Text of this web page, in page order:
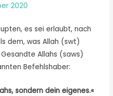
2020
es sei erlaubt, nach
dem, was Allah (swt)
Allahs (saws)
Befehlshaber:
sondern dein eigenes.«